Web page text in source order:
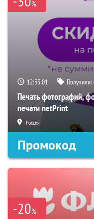
%
12:33:00 Получили:
Печать фотографий,
печати netPrint
Россия
Промокод
-20%